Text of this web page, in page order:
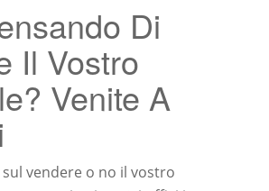
Di
Il Vostro
Venite A
sul vendere o no il vostro